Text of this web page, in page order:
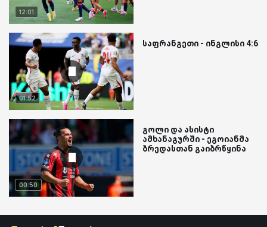
12:01
01:52
საფრანგეთი - ინგლისი 4:6
00:50
გოლი და ასისტი
ამხანაგურში - ეგოიანმა
ბრედასთან გაიბრწყინა